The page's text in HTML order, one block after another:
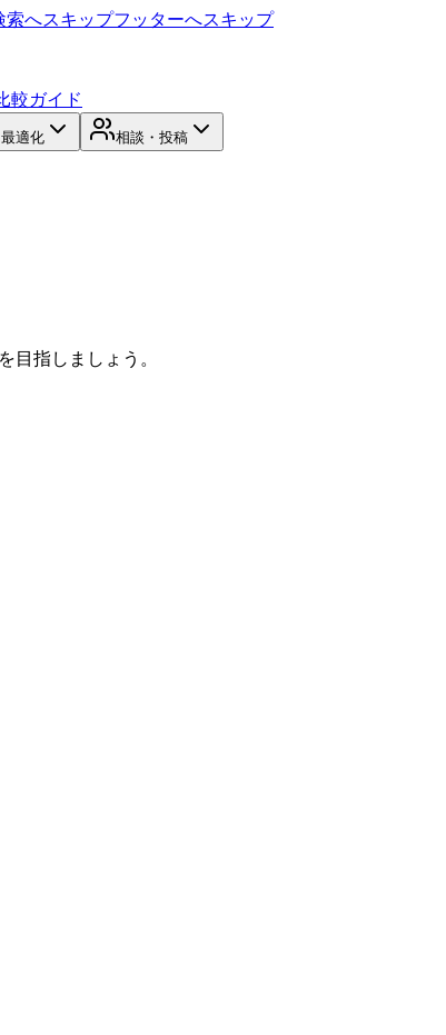
索へスキップフッターへスキップ
較ガイド
適化 相談・投稿
目指しましょう。